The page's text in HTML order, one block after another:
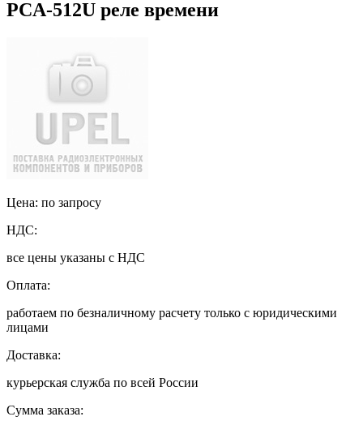
PCA-512U реле времени
Цена: по запросу
НДС:
все цены указаны с НДС
Оплата:
работаем по безналичному расчету только с юридическими
лицами
Доставка:
курьерская служба по всей России
Сумма заказа: